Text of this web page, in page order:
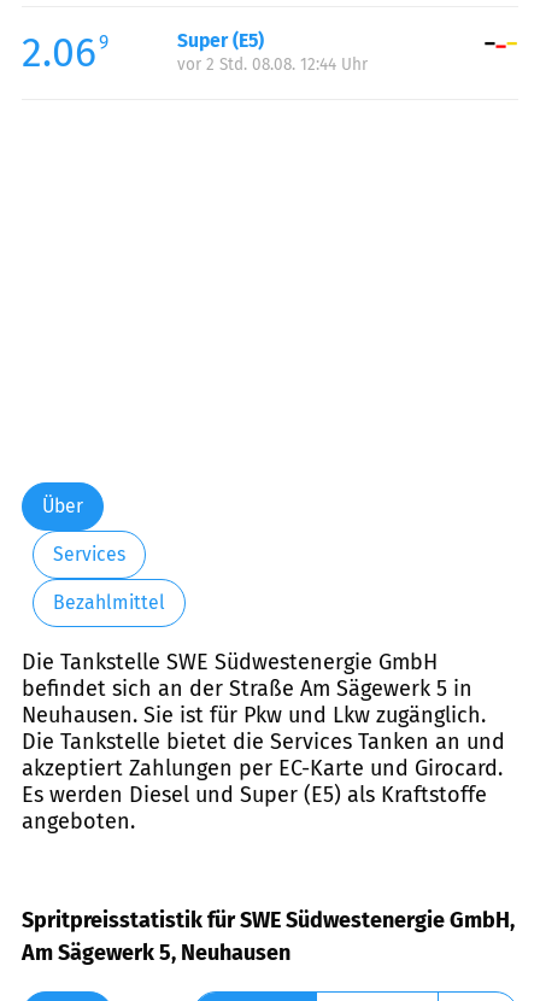
Samstag:
00:00-24:00
Sonntag:
2.069 Super (E5)
vor 2 Std. 08.08. 12:44 Uhr
Über
Services
Bezahlmittel
Die Tankstelle SWE Südwestenergie GmbH
befindet sich an der Straße Am Sägewerk 5 in
Neuhausen. Sie ist für Pkw und Lkw zugänglich.
Die Tankstelle bietet die Services Tanken an und
akzeptiert Zahlungen per EC-Karte und Girocard.
Es werden Diesel und Super (E5) als Kraftstoffe
angeboten.
Spritpreisstatistik für SWE Südwestenergie GmbH,
Am Sägewerk 5, Neuhausen